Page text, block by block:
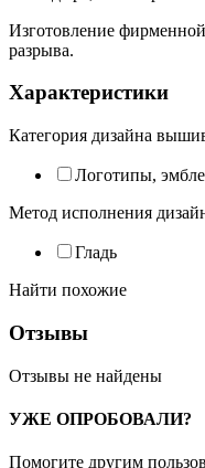
Изготовление
разрыва.
Характеристики
Категория дизайна
Логотипы,
Метод исполнения
Гладь
Найти похожие
Отзывы
Отзывы не найдены
УЖЕ ОПРОБОВАЛИ?
Помогите другим